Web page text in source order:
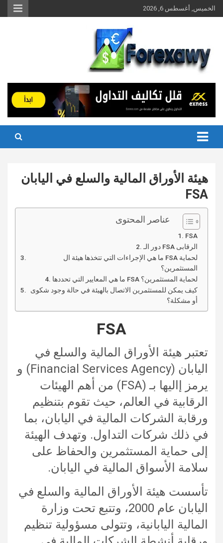
Skip
to
الخميس, أغسطس 6, 2026
هيئة الأوراق المالية والسلع في اليابان
FSA
عناصر المحتوى
FSA
دور الـ FSA الرقابى
ما هي الإجراءات التي تتخذها هيئة ال FSA لحماية
المستثمرين؟
ما هي المعايير التي تحددها FSA لحماية المستثمرين؟
كيف يمكن للمستثمرين الاتصال بالهيئة في حالة وجود شكوى
أو مشكلة؟
FSA
تعتبر هيئة الأوراق المالية والسلع في
اليابان (Financial Services Agency) و
يرمز إاليها بـ (FSA) من أهم الهيئات
الرقابية في العالم، حيث تقوم بتنظيم
ورقابة الشركات المالية في اليابان، بما
في ذلك شركات التداول. وتهدف الهيئة
إلى حماية المستثمرين والحفاظ على
سلامة الأسواق المالية في اليابان.
تأسست هيئة الأوراق المالية والسلع في
اليابان عام 2000، وتتبع تحت وزارة
المالية اليابانية، وتتولى مسؤولية تنظيم